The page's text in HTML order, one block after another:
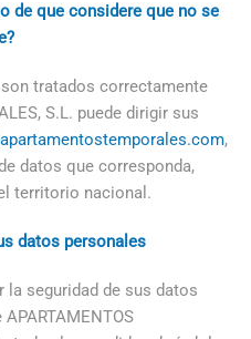
de que considere que no se
tratados correctamente
S.L. puede dirigir sus
,
datos que corresponda,
territorio nacional.
datos personales
la seguridad de sus datos